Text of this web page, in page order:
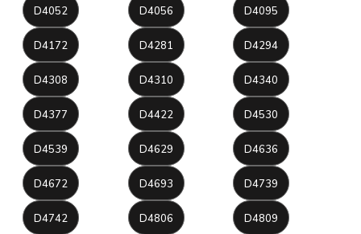
D4052 D4056 D4095
D4172 D4281 D4294
D4308 D4310 D4340
D4377 D4422 D4530
D4539 D4629 D4636
D4672 D4693 D4739
D4742 D4806 D4809